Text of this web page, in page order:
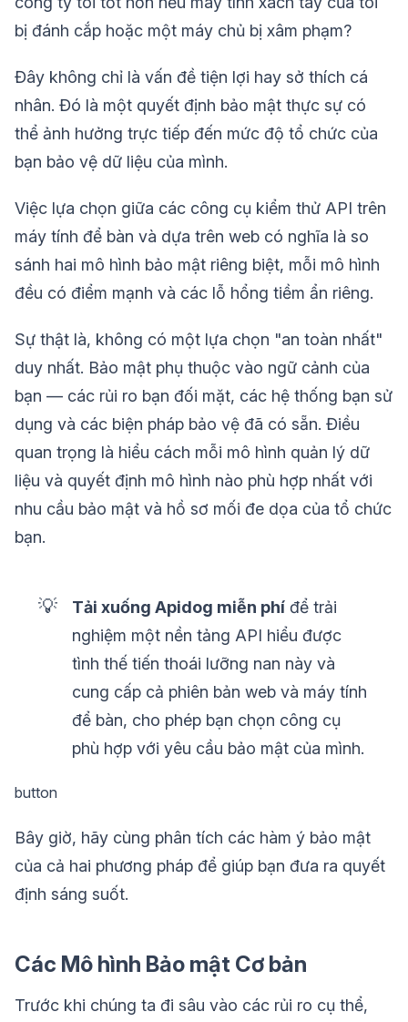
bị đánh cắp hoặc một máy chủ bị xâm phạm?
Đây không chỉ là vấn đề tiện lợi hay sở thích cá
nhân. Đó là một quyết định bảo mật thực sự có
thể ảnh hưởng trực tiếp đến mức độ tổ chức của
bạn bảo vệ dữ liệu của mình.
Việc lựa chọn giữa các công cụ kiểm thử API trên
máy tính để bàn và dựa trên web có nghĩa là so
sánh hai mô hình bảo mật riêng biệt, mỗi mô hình
đều có điểm mạnh và các lỗ hổng tiềm ẩn riêng.
Sự thật là, không có một lựa chọn "an toàn nhất"
duy nhất. Bảo mật phụ thuộc vào ngữ cảnh của
bạn — các rủi ro bạn đối mặt, các hệ thống bạn sử
dụng và các biện pháp bảo vệ đã có sẵn. Điều
quan trọng là hiểu cách mỗi mô hình quản lý dữ
liệu và quyết định mô hình nào phù hợp nhất với
nhu cầu bảo mật và hồ sơ mối đe dọa của tổ chức
bạn.
💡 Tải xuống Apidog miễn phí để trải
nghiệm một nền tảng API hiểu được
tình thế tiến thoái lưỡng nan này và
cung cấp cả phiên bản web và máy tính
để bàn, cho phép bạn chọn công cụ
phù hợp với yêu cầu bảo mật của mình.
button
Bây giờ, hãy cùng phân tích các hàm ý bảo mật
của cả hai phương pháp để giúp bạn đưa ra quyết
định sáng suốt.
Các Mô hình Bảo mật Cơ bản
Trước khi chúng ta đi sâu vào các rủi ro cụ thể,